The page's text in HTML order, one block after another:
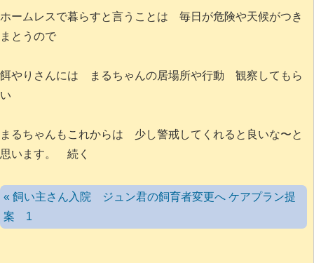
ホームレスで暮らすと言うことは 毎日が危険や天候がつき
まとうので
餌やりさんには まるちゃんの居場所や行動 観察してもら
い
まるちゃんもこれからは 少し警戒してくれると良いな〜と
思います。 続く
« 飼い主さん入院 ジュン君の飼育者変更へ ケアプラン提
案 1